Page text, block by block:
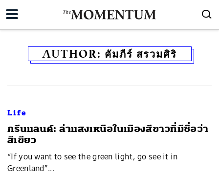
AUTHOR: คัมภีร์ สรวมศิริ
Life
กรีนแลนด์: ล่าแสงเหนือในเมืองสีขาวที่มีชื่อว่า
สีเขียว
“If you want to see the green light, go see it in
Greenland”...